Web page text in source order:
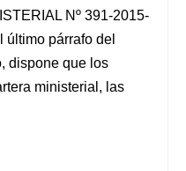
Nº 391-2015-
párrafo del
dispone que los
ministerial, las